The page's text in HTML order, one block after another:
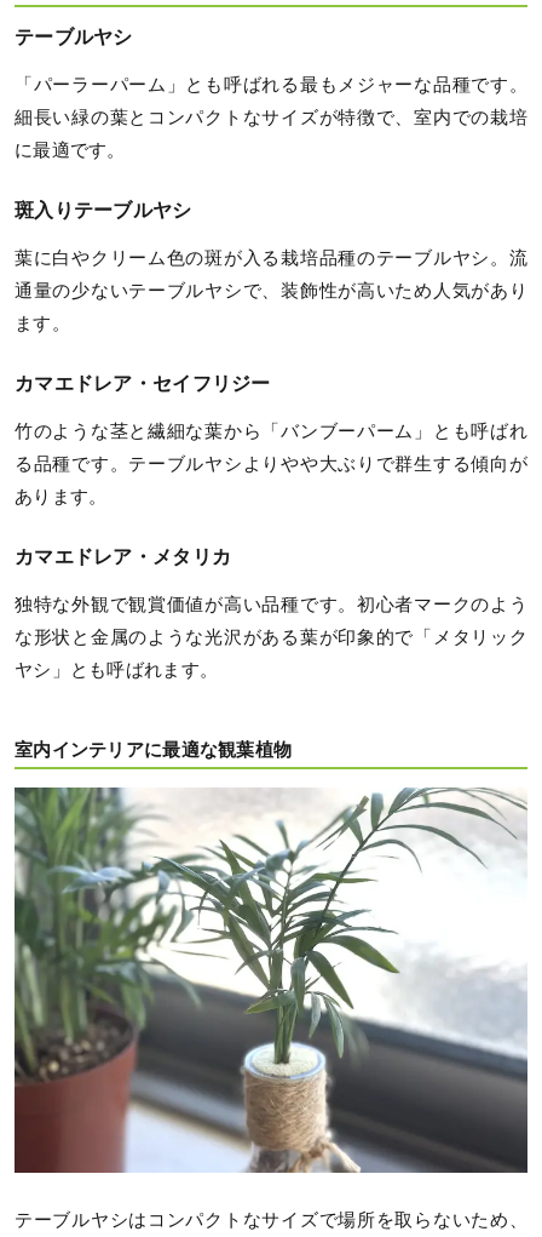
テーブルヤシ
「パーラーパーム」とも呼ばれる最もメジャーな品種です。
細長い緑の葉とコンパクトなサイズが特徴で、室内での栽培
に最適です。
斑入りテーブルヤシ
葉に白やクリーム色の斑が入る栽培品種のテーブルヤシ。流
通量の少ないテーブルヤシで、装飾性が高いため人気があり
ます。
カマエドレア・セイフリジー
竹のような茎と繊細な葉から「バンブーパーム」とも呼ばれ
る品種です。テーブルヤシよりやや大ぶりで群生する傾向が
あります。
カマエドレア・メタリカ
独特な外観で観賞価値が高い品種です。初心者マークのよう
な形状と金属のような光沢がある葉が印象的で「メタリック
ヤシ」とも呼ばれます。
室内インテリアに最適な観葉植物
テーブルヤシはコンパクトなサイズで場所を取らないため、